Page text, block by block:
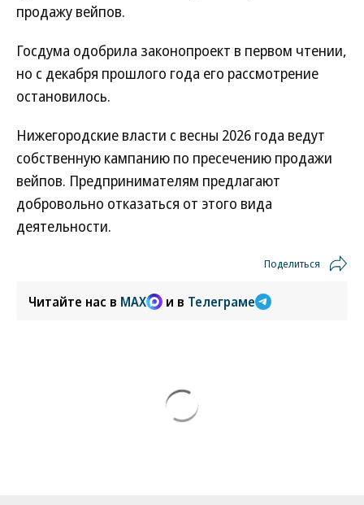
продажу вейпов.
Госдума одобрила законопроект в первом чтении,
но с декабря прошлого года его рассмотрение
остановилось.
Нижегородские власти с весны 2026 года ведут
собственную кампанию по пресечению продажи
вейпов. Предпринимателям предлагают
добровольно отказаться от этого вида
деятельности.
Поделиться
Читайте нас в MAX и в Телеграме